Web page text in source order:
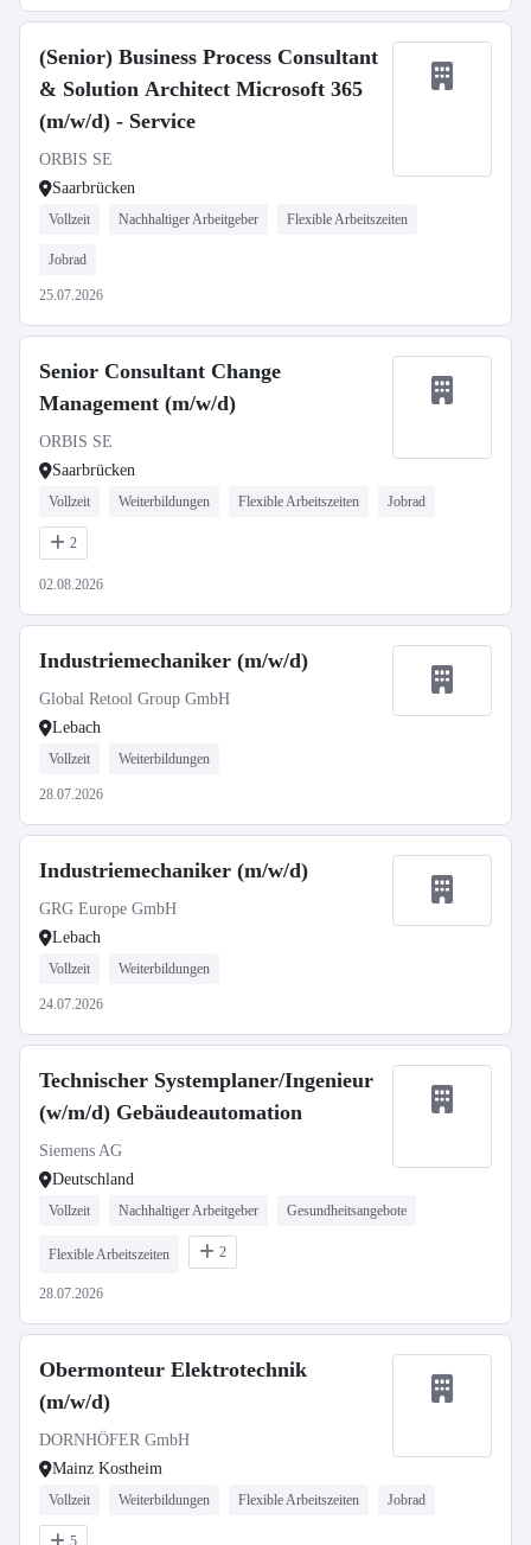
(Senior) Business Process Consultant
& Solution Architect Microsoft 365
(m/w/d) - Service
ORBIS SE
Saarbrücken
Vollzeit Nachhaltiger Arbeitgeber Flexible Arbeitszeiten
Jobrad
25.07.2026
Senior Consultant Change
Management (m/w/d)
ORBIS SE
Saarbrücken
Vollzeit Weiterbildungen Flexible Arbeitszeiten Jobrad
2
02.08.2026
Industriemechaniker (m/w/d)
Global Retool Group GmbH
Lebach
Vollzeit Weiterbildungen
28.07.2026
Industriemechaniker (m/w/d)
GRG Europe GmbH
Lebach
Vollzeit Weiterbildungen
24.07.2026
Technischer Systemplaner/Ingenieur
(w/m/d) Gebäudeautomation
Siemens AG
Deutschland
Vollzeit Nachhaltiger Arbeitgeber Gesundheitsangebote
Flexible Arbeitszeiten 2
28.07.2026
Obermonteur Elektrotechnik
(m/w/d)
DORNHÖFER GmbH
Mainz Kostheim
Vollzeit Weiterbildungen Flexible Arbeitszeiten Jobrad
5